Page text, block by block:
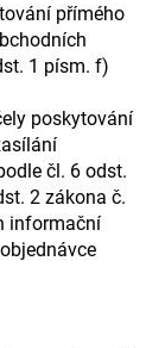
přímého
1 písm. f)
poskytování
čl. 6 odst.
2 zákona č.
informační